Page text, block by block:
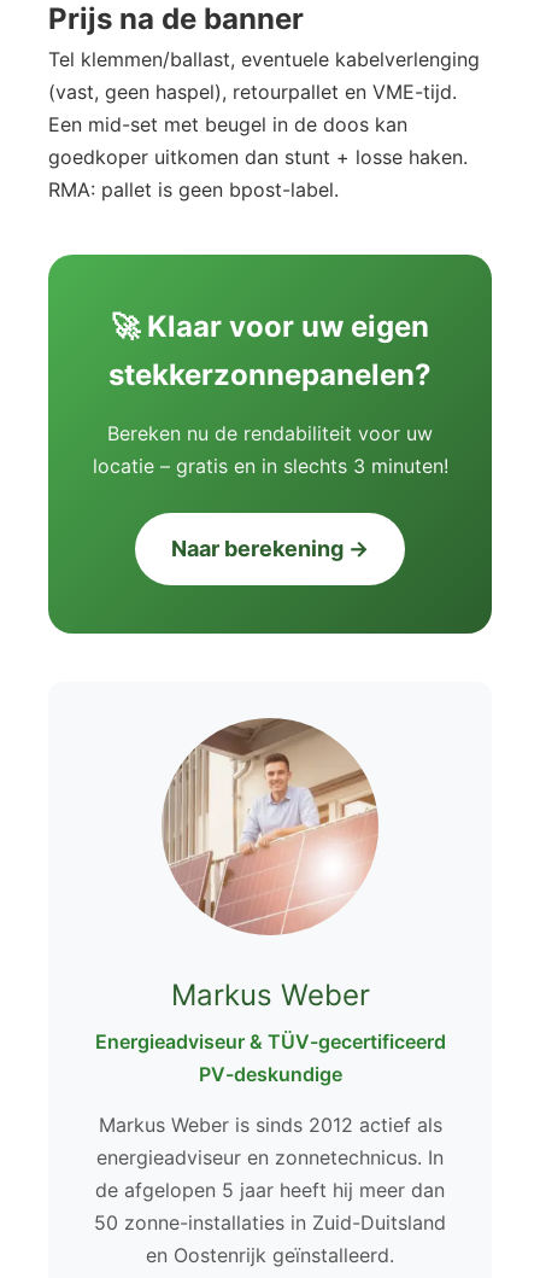
Prijs na de banner
Tel klemmen/ballast, eventuele kabelverlenging
(vast, geen haspel), retourpallet en VME-tijd.
Een mid-set met beugel in de doos kan
goedkoper uitkomen dan stunt + losse haken.
RMA: pallet is geen bpost-label.
🚀 Klaar voor uw eigen
stekkerzonnepanelen?
Bereken nu de rendabiliteit voor uw
locatie – gratis en in slechts 3 minuten!
Naar berekening →
Markus Weber
Energieadviseur & TÜV-gecertificeerd
PV-deskundige
Markus Weber is sinds 2012 actief als
energieadviseur en zonnetechnicus. In
de afgelopen 5 jaar heeft hij meer dan
50 zonne-installaties in Zuid-Duitsland
en Oostenrijk geïnstalleerd.